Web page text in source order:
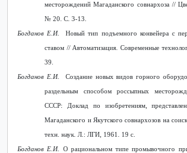
месторождений Магаданского совнархоза //
№ 20. С. 3-13.
Богданов Е.И.Новый тип подъемного конвейера с
ставом // Автоматизация. Современные
39.
Богданов Е.И. Создание новых видов горного
раздельным способом россыпных
СССР: Доклад по изобретениям,
Магаданского и Якутского совнархозов на
техн. наук. Л.: ЛГИ, 1961. 19 с.
Богданов Е.И. О рациональном типе промывочного